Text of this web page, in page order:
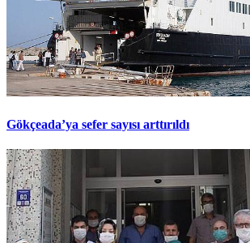
Gökçeada’ya sefer sayısı arttırıldı